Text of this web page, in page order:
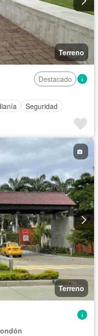
Terreno
Destacado
Seguridad
Terreno